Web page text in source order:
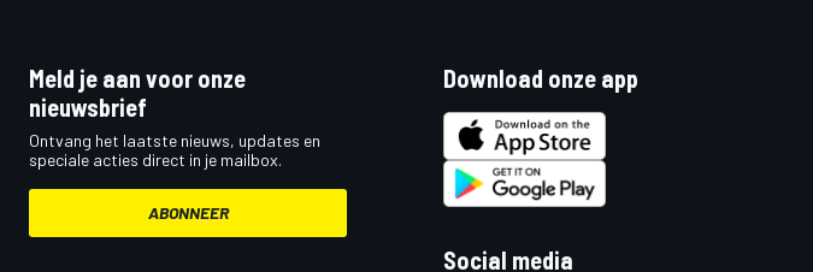
Meld je aan voor onze
nieuwsbrief
Ontvang het laatste nieuws, updates en
speciale acties direct in je mailbox.
ABONNEER
Download onze app
Social media